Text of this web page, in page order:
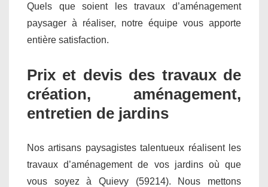
Quels que soient les travaux d’aménagement
paysager à réaliser, notre équipe vous apporte
entière satisfaction.
Prix et devis des travaux de
création, aménagement,
entretien de jardins
Nos artisans paysagistes talentueux réalisent les
travaux d’aménagement de vos jardins où que
vous soyez à Quievy (59214). Nous mettons